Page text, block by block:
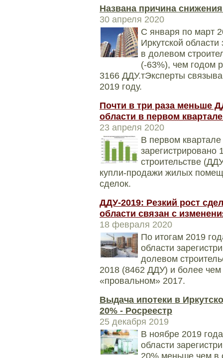
Названа причина
30 апреля 2020
С января по март
Иркутской
в долевом
(-63%), чем годом
3166 ДДУ.тЭксперты
2019 году.
Почти в три раза меньше
области в первом
23 апреля 2020
В первом квартале
зарегистрировано
строительстве
купли-продажи жилых
сделок.
ДДУ-2019: Резкий рост
области связан с
18 февраля 2020
По итогам 2019
области
долевом
2018 (8462 ДДУ) и более
«провальном» 2017.
Выдача ипотеки в
20% - Росреестр
25 декабря 2019
В ноябре 2019
области
20% меньше чем в